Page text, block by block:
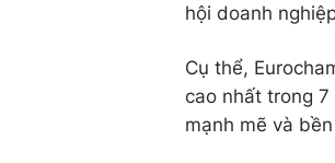
hội doanh
Cụ thể,
cao nhất trong
mạnh mẽ và